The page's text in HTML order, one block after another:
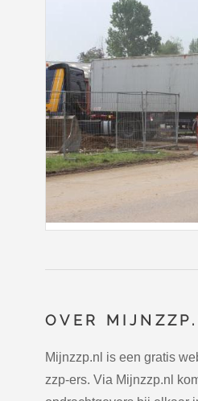
OVER
Mijnzzp.nl is een gratis
zzp-ers. Via Mijnzzp.nl